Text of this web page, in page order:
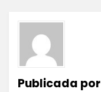
Publicada por